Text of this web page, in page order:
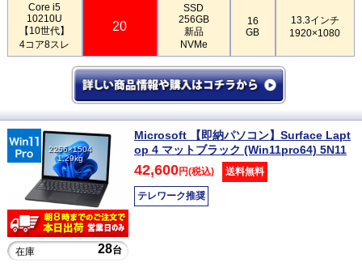
Core i5
10210U
【10世代】
4コア8スレ
20
SSD
256GB
新品
NVMe
16
GB
13.3インチ
1920×1080
2256×1504
1.29kg
在庫 28台
Microsoft 【即納パソコン】Surface Lapt
op 4 マットブラック (Win11pro64) 5N11
42,600円(税込) 送料無料
テレワーク推奨